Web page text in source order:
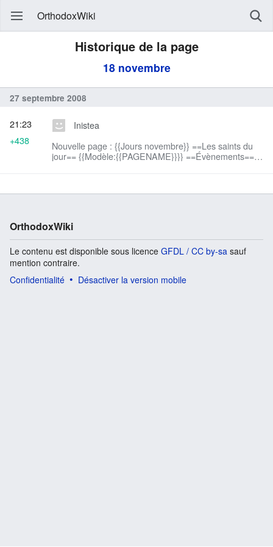
OrthodoxWiki
Historique de la page
18 novembre
27 septembre 2008
Inistea
Nouvelle page : {{Jours novembre}} ==Les saints du
jour== {{Modèle:{{PAGENAME}}}} ==Évènements==
21:23
+438
OrthodoxWiki
Le contenu est disponible sous licence GFDL / CC by-sa sauf
mention contraire.
Confidentialité
Désactiver la version mobile